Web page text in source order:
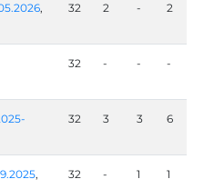
,
32 2 - 2
32 - - -
32 3 3 6
,
32 - 1 1